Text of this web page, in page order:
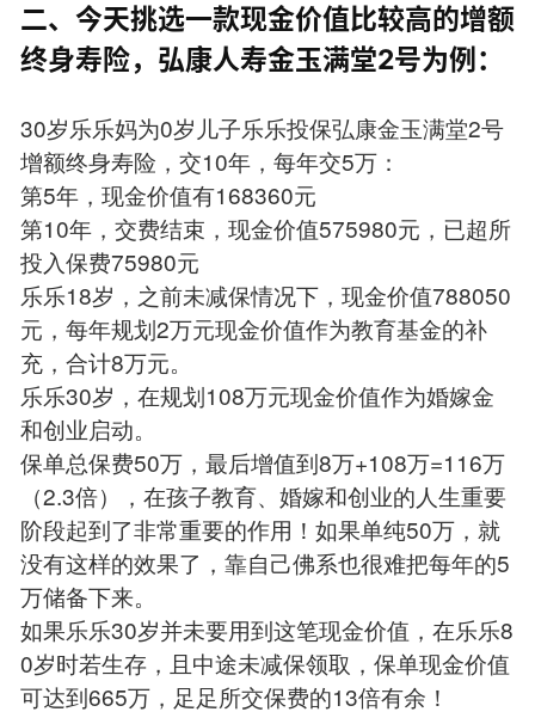
二、今天挑选一款现金价值比较高的增额
终身寿险，弘康人寿金玉满堂2号为例：
30岁乐乐妈为0岁儿子乐乐投保弘康金玉满堂2号
增额终身寿险，交10年，每年交5万：
第5年，现金价值有168360元
第10年，交费结束，现金价值575980元，已超所
投入保费75980元
乐乐18岁，之前未减保情况下，现金价值788050
元，每年规划2万元现金价值作为教育基金的补
充，合计8万元。
乐乐30岁，在规划108万元现金价值作为婚嫁金
和创业启动。
保单总保费50万，最后增值到8万+108万=116万
（2.3倍），在孩子教育、婚嫁和创业的人生重要
阶段起到了非常重要的作用！如果单纯50万，就
没有这样的效果了，靠自己佛系也很难把每年的5
万储备下来。
如果乐乐30岁并未要用到这笔现金价值，在乐乐8
0岁时若生存，且中途未减保领取，保单现金价值
可达到665万，足足所交保费的13倍有余！